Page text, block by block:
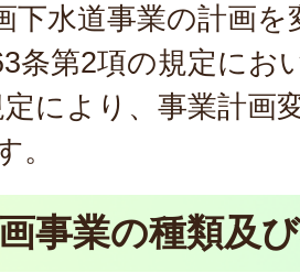
下水道事業の計画
条第2項の規定にお
により、事業計画
。
事業の種類及